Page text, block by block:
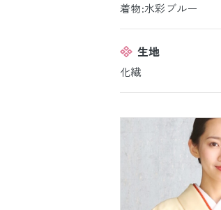
着物:水彩ブルー
生地
化繊